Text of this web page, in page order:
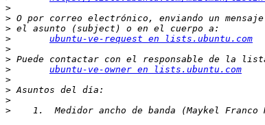
>
>
>
>
ubuntu-ve-request en lists.ubuntu.com
>
>
>
ubuntu-ve-owner en lists.ubuntu.com
>
>
>
>